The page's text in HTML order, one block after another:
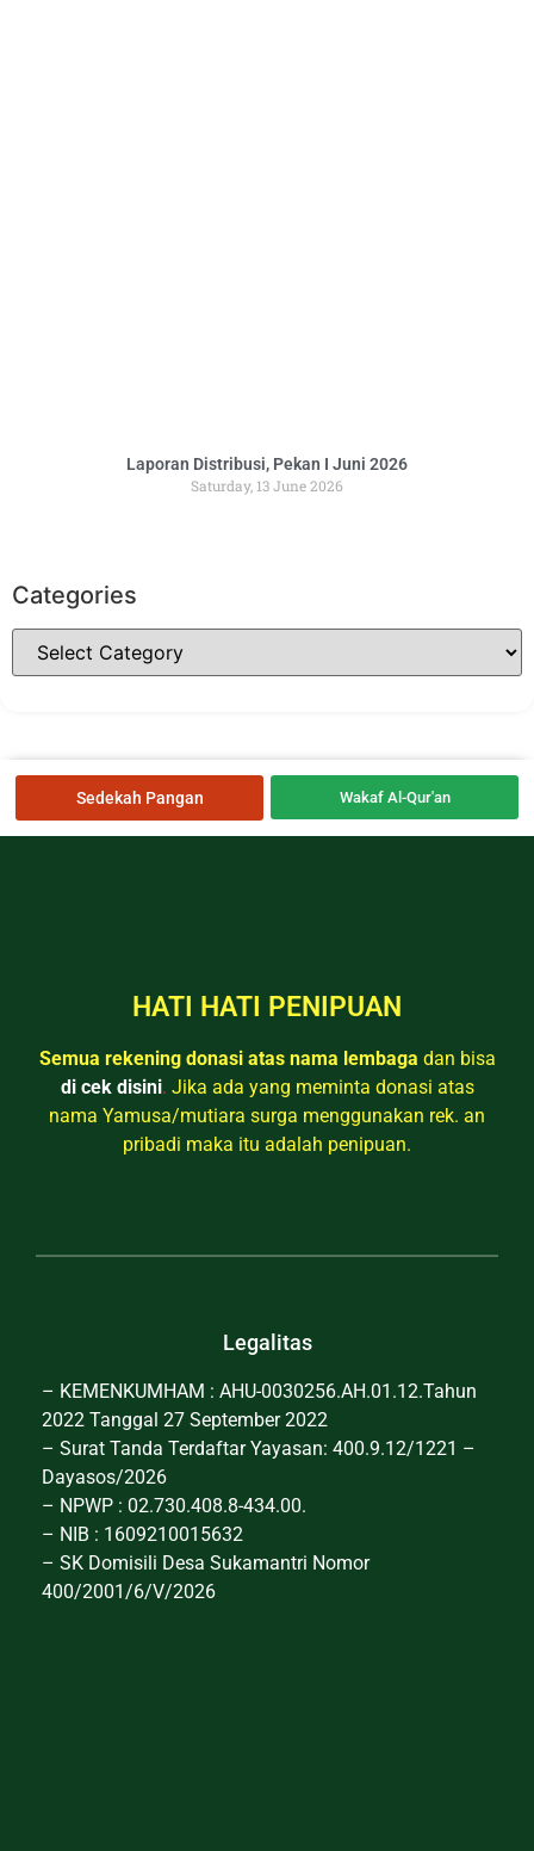
Laporan Distribusi, Pekan I Juni 2026
Saturday, 13 June 2026
Categories
Sedekah Pangan Wakaf Al-Qur'an
HATI HATI PENIPUAN
Semua rekening donasi atas nama lembaga dan bisa
di cek disini. Jika ada yang meminta donasi atas
nama Yamusa/mutiara surga menggunakan rek. an
pribadi maka itu adalah penipuan.
Legalitas
– KEMENKUMHAM : AHU-0030256.AH.01.12.Tahun
2022 Tanggal 27 September 2022
– Surat Tanda Terdaftar Yayasan: 400.9.12/1221 –
Dayasos/2026
– NPWP : 02.730.408.8-434.00.
– NIB : 1609210015632
– SK Domisili Desa Sukamantri Nomor
400/2001/6/V/2026